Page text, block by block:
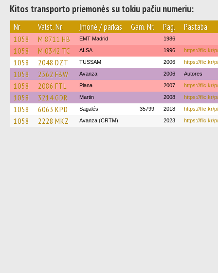
Kitos transporto priemonės su tokiu pačiu numeriu:
Nr. Valst. Nr. Įmonė / parkas Gam. Nr. Pag. Pastaba
1058 M 8711 HB EMT Madrid 1986
1058 M 0342 TC ALSA 1996 https://flic.kr/
1058 2048 DZT TUSSAM 2006 https://flic.kr/
1058 2362 FBW Avanza 2006 Autores
1058 2086 FTL Plana 2007 https://flic.kr/
1058 3214 GDR Martin 2008 https://flic.kr/
1058 6063 KPD Sagalés 35799 2018 https://flic.kr/
1058 2228 MKZ Avanza (CRTM) 2023 https://flic.kr/